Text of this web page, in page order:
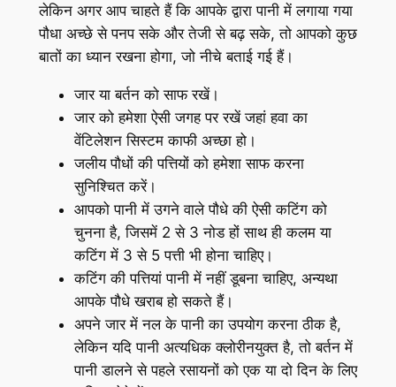
लेकिन अगर आप चाहते हैं कि आपके द्वारा पानी में लगाया गया
पौधा अच्छे से पनप सके और तेजी से बढ़ सके, तो आपको कुछ
बातों का ध्यान रखना होगा, जो नीचे बताई गई हैं।
जार या बर्तन को साफ रखें।
जार को हमेशा ऐसी जगह पर रखें जहां हवा का
वेंटिलेशन सिस्टम काफी अच्छा हो।
जलीय पौधों की पत्तियों को हमेशा साफ करना
सुनिश्चित करें।
आपको पानी में उगने वाले पौधे की ऐसी कटिंग को
चुनना है, जिसमें 2 से 3 नोड हों साथ ही कलम या
कटिंग में 3 से 5 पत्ती भी होना चाहिए।
कटिंग की पत्तियां पानी में नहीं डूबना चाहिए, अन्यथा
आपके पौधे खराब हो सकते हैं।
अपने जार में नल के पानी का उपयोग करना ठीक है,
लेकिन यदि पानी अत्यधिक क्लोरीनयुक्त है, तो बर्तन में
पानी डालने से पहले रसायनों को एक या दो दिन के लिए